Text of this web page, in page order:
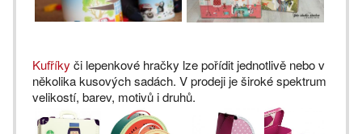
Kufříky či lepenkové hračky lze pořídit jednotlivě nebo v
několika kusových sadách. V prodeji je široké spektrum
velikostí, barev, motivů i druhů.